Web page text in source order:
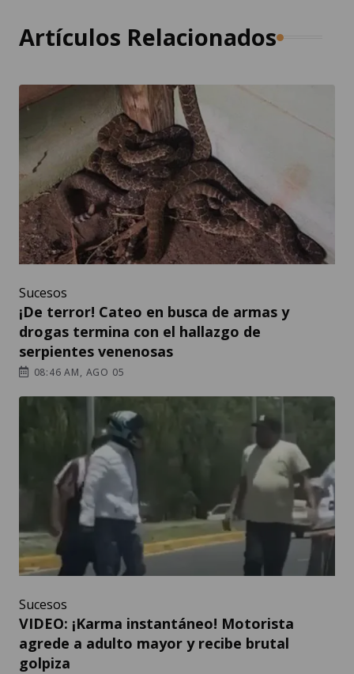
Artículos Relacionados
Sucesos
¡De terror! Cateo en busca de armas y
drogas termina con el hallazgo de
serpientes venenosas
08:46 AM, AGO 05
Sucesos
VIDEO: ¡Karma instantáneo! Motorista
agrede a adulto mayor y recibe brutal
golpiza